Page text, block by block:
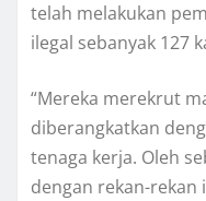
telah melakukan
ilegal sebanyak 127
“Mereka merekrut
diberangkatkan
tenaga kerja. Oleh
dengan rekan-rekan